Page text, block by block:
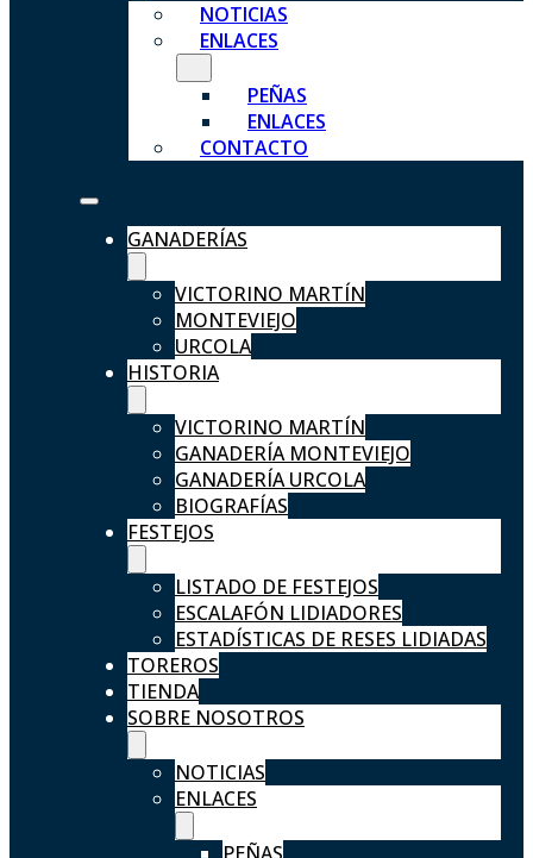
NOTICIAS
ENLACES
PEÑAS
ENLACES
CONTACTO
GANADERÍAS
VICTORINO MARTÍN
MONTEVIEJO
URCOLA
HISTORIA
VICTORINO MARTÍN
GANADERÍA MONTEVIEJO
GANADERÍA URCOLA
BIOGRAFÍAS
FESTEJOS
LISTADO DE FESTEJOS
ESCALAFÓN LIDIADORES
ESTADÍSTICAS DE RESES LIDIADAS
TOREROS
TIENDA
SOBRE NOSOTROS
NOTICIAS
ENLACES